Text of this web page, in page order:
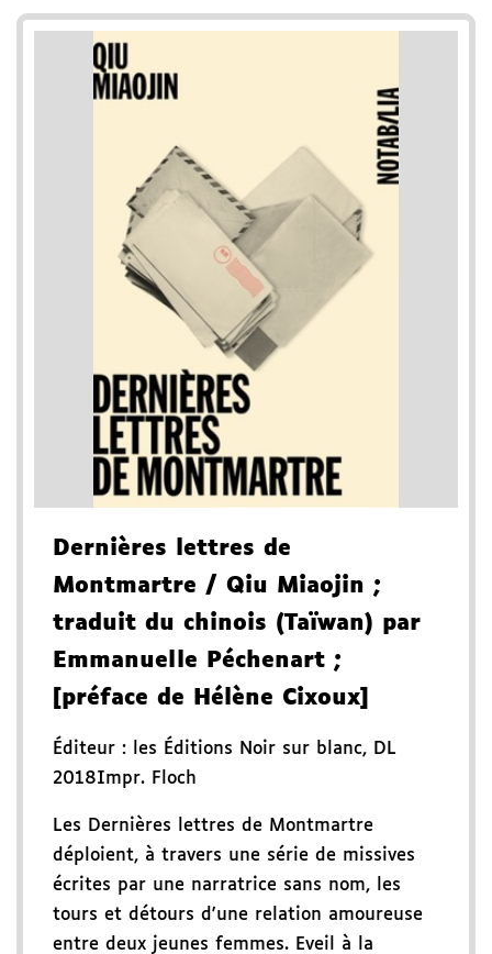
Dernières lettres de
Montmartre / Qiu Miaojin ;
traduit du chinois (Taïwan) par
Emmanuelle Péchenart ;
[préface de Hélène Cixoux]
Éditeur : les Éditions Noir sur blanc, DL
2018Impr. Floch
Les Dernières lettres de Montmartre
déploient, à travers une série de missives
écrites par une narratrice sans nom, les
tours et détours d'une relation amoureuse
entre deux jeunes femmes. Eveil à la